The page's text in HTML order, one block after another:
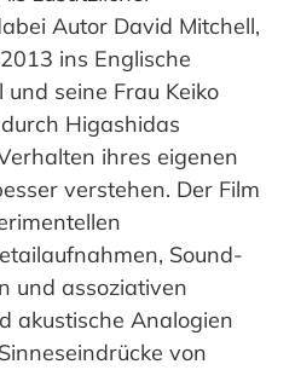
Autor David Mitchell,
ins Englische
seine Frau Keiko
Higashidas
ihres eigenen
verstehen. Der Film
Sound-
und assoziativen
akustische Analogien
von